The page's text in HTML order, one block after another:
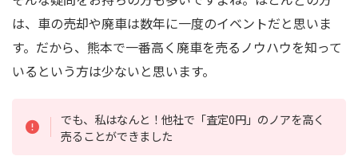
は、車の売却や廃車は数年に一度のイベントだと思いま
す。だから、熊本で一番高く廃車を売るノウハウを知って
いるという方は少ないと思います。
でも、私はなんと！他社で「査定0円」のノアを高く
売ることができました